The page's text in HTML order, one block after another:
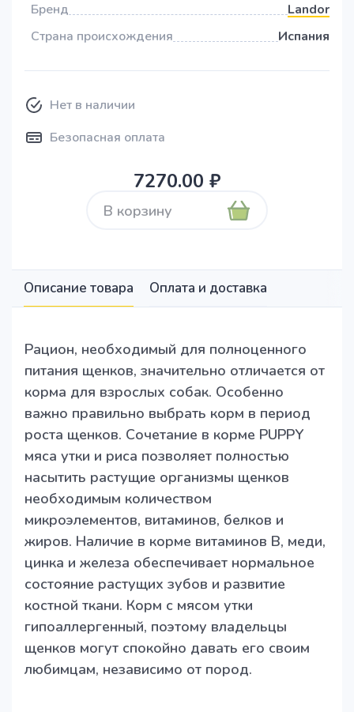
Бренд
Landor
Страна происхождения
Испания
Нет в наличии
Безопасная оплата
7270.00 ₽
В корзину
Описание товара Оплата и доставка
Рацион, необходимый для полноценного
питания щенков, значительно отличается от
корма для взрослых собак. Особенно
важно правильно выбрать корм в период
роста щенков. Сочетание в корме PUPPY
мяса утки и риса позволяет полностью
насытить растущие организмы щенков
необходимым количеством
микроэлементов, витаминов, белков и
жиров. Наличие в корме витаминов В, меди,
цинка и железа обеспечивает нормальное
состояние растущих зубов и развитие
костной ткани. Корм с мясом утки
гипоаллергенный, поэтому владельцы
щенков могут спокойно давать его своим
любимцам, независимо от пород.